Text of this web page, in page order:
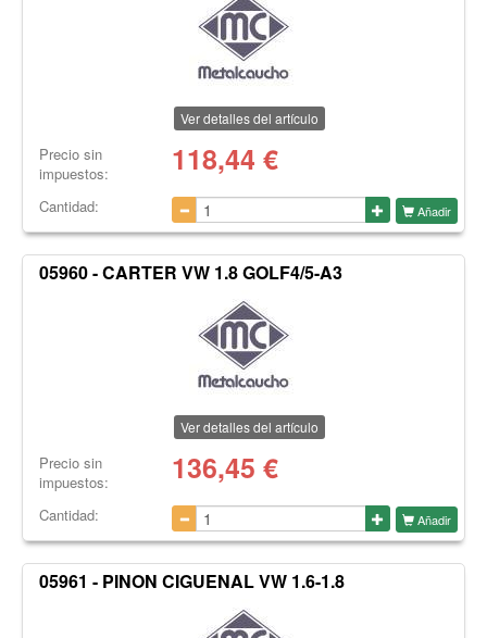
Ver detalles del artículo
Precio sin
impuestos:
118,44 €
Cantidad: Añadir
05960 - CARTER VW 1.8 GOLF4/5-A3
Ver detalles del artículo
Precio sin
impuestos:
136,45 €
Cantidad: Añadir
05961 - PINON CIGUENAL VW 1.6-1.8